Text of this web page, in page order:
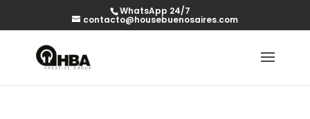
WhatsApp 24/7
contacto@housebuenosaires.com